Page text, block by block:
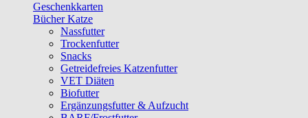
Geschenkkarten
Bücher Katze
Nassfutter
Trockenfutter
Snacks
Getreidefreies Katzenfutter
VET Diäten
Biofutter
Ergänzungsfutter & Aufzucht